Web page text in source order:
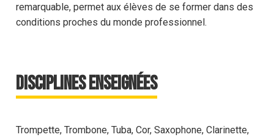
remarquable, permet aux élèves de se former dans des
conditions proches du monde professionnel.
Disciplines enseignées
Trompette, Trombone, Tuba, Cor, Saxophone, Clarinette,